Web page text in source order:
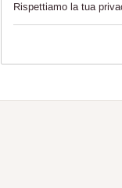
Rispettiamo la tua